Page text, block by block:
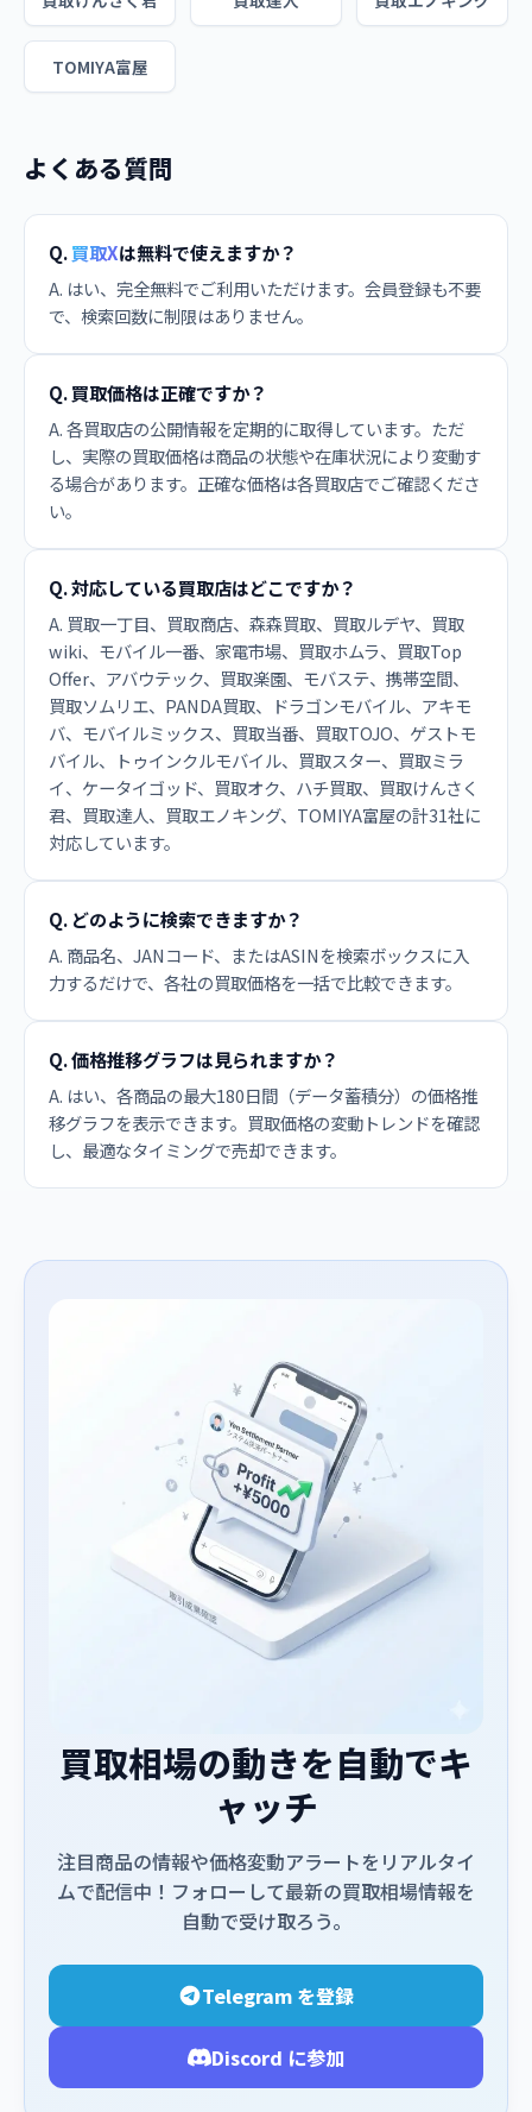
TOMIYA富屋
よくある質問
Q.買取Xは無料で使えますか？
A. はい、完全無料でご利用いただけます。会員登録も不要
で、検索回数に制限はありません。
Q. 買取価格は正確ですか？
A. 各買取店の公開情報を定期的に取得しています。ただ
し、実際の買取価格は商品の状態や在庫状況により変動す
る場合があります。正確な価格は各買取店でご確認くださ
い。
Q. 対応している買取店はどこですか？
A. 買取一丁目、買取商店、森森買取、買取ルデヤ、買取
wiki、モバイル一番、家電市場、買取ホムラ、買取Top
Offer、アバウテック、買取楽園、モバステ、携帯空間、
買取ソムリエ、PANDA買取、ドラゴンモバイル、アキモ
バ、モバイルミックス、買取当番、買取TOJO、ゲストモ
バイル、トゥインクルモバイル、買取スター、買取ミラ
イ、ケータイゴッド、買取オク、ハチ買取、買取けんさく
君、買取達人、買取エノキング、TOMIYA富屋の計31社に
対応しています。
Q. どのように検索できますか？
A. 商品名、JANコード、またはASINを検索ボックスに入
力するだけで、各社の買取価格を一括で比較できます。
Q. 価格推移グラフは見られますか？
A. はい、各商品の最大180日間（データ蓄積分）の価格推
移グラフを表示できます。買取価格の変動トレンドを確認
し、最適なタイミングで売却できます。
買取相場の動きを自動でキ
ャッチ
注目商品の情報や価格変動アラートをリアルタイ
ムで配信中！フォローして最新の買取相場情報を
自動で受け取ろう。
Telegram を登録
Discord に参加